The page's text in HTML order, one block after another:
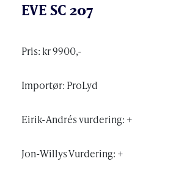
EVE SC 207
Pris: kr 9900,-
Importør: ProLyd
Eirik-Andrés vurdering: +
Jon-Willys Vurdering: +